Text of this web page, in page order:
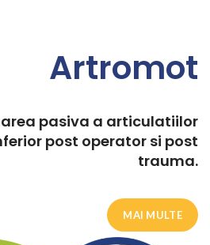
Artromot
pasiva a articulatiilor
post operator si post
trauma.
MAI MULTE